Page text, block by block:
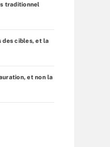
traditionnel
des cibles, et la
et non la